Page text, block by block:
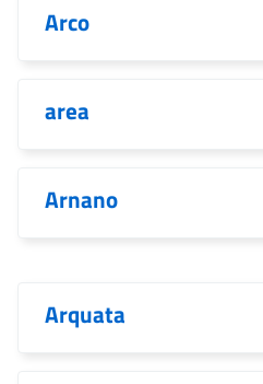
Arco
area
Arnano
Arquata